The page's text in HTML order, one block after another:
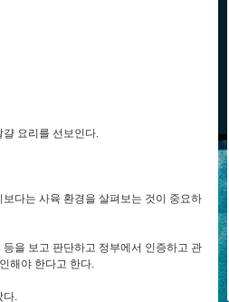
걀 요리를 선보인다.
다는 사육 환경을 살펴보는 것이 중요하
을 보고 판단하고 정부에서 인증하고 관
해야 한다고 한다.
다.